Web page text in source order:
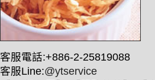
客服電話:+886-2-25819088
客服Line:@ytservice